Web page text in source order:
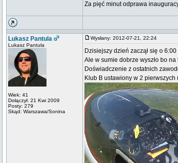
Za pięć minut odprawa
Lukasz Pantula
Lukasz Pantula
Wiek: 41
Dołączył: 21 Kwi 2009
Posty: 279
Skąd: Warszawa/Sonina
Wysłany: 2012-07-21, 22:24
Dzisiejszy dzień zaczął się o
Ale w sumie dobrze wyszło bo
Doświadczenie z ostatnich
Klub B ustawiony w 2 pierwszych